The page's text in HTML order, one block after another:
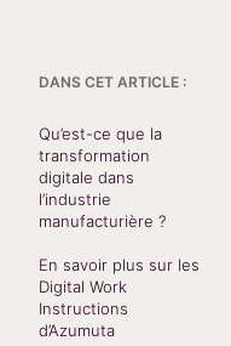
DANS CET ARTICLE :
Qu’est-ce que la
transformation
digitale dans
l’industrie
manufacturière ?
En savoir plus sur les
Digital Work
Instructions
d’Azumuta